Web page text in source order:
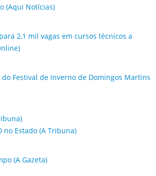
(Aqui Notícias)
2,1 mil vagas em cursos técnicos a
Festival de Inverno de Domingos Martins
no Estado (A Tribuna)
(A Gazeta)